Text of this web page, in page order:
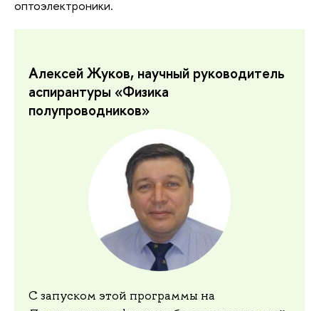
оптоэлектроники.
Алексей Жуков, научный руководитель
аспирантуры «Физика
полупроводников»
С запуском этой программы на